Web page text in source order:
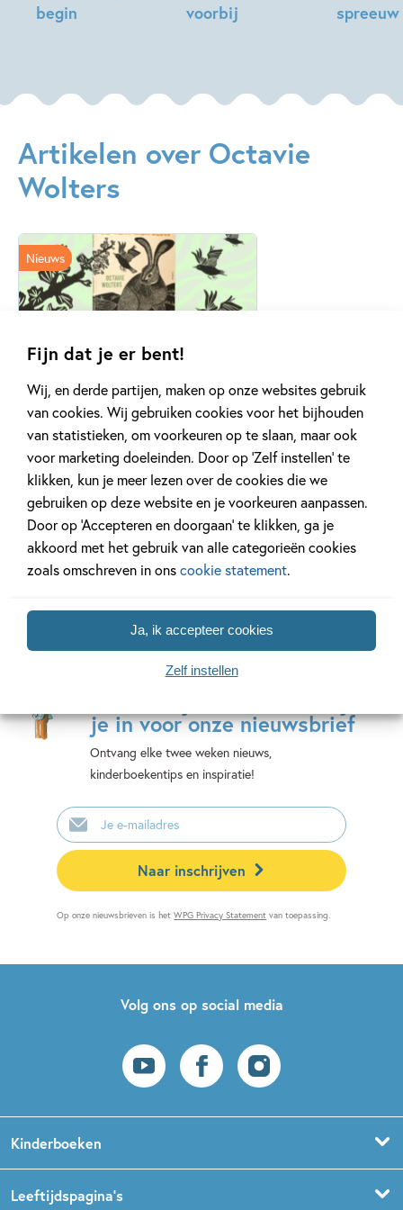
Fijn dat je er bent!
Wij, en derde partijen, maken op onze websites gebruik
van cookies. Wij gebruiken cookies voor het bijhouden
van statistieken, om voorkeuren op te slaan, maar ook
voor marketing doeleinden. Door op ‘Zelf instellen’ te
klikken, kun je meer lezen over de cookies die we
gebruiken op deze website en je voorkeuren aanpassen.
Door op ‘Accepteren en doorgaan’ te klikken, ga je
akkoord met het gebruik van alle categorieën cookies
zoals omschreven in onscookie statement.
Ja, ik accepteer cookies
Zelf instellen
begin
voorbij
spreeuw
Artikelen over Octavie
Wolters
23 SEPTEMBER 2025
Expositie ‘Jij bent mijn
begin’ van Octavie Wolters
Nieuws
Lees meer
Mis geen enkel kinderboek
je in voor onze nieuwsbrief
Ontvang elke twee weken nieuws,
kinderboekentips en inspiratie!
E-
mailadres
Naar inschrijven
Op onze nieuwsbrieven is hetWPG Privacy Statement van toepassing.
Volg ons op social media
Kinderboeken
Leeftijdspagina’s